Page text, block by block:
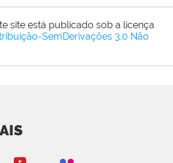
site está publicado sob a licença
SemDerivações 3.0 Não